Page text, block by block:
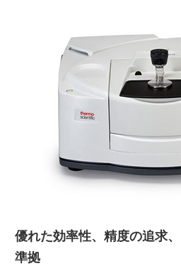
優れた効率性、精度の追求
準拠
ご利用ガイド
受託オンライン
実験フローガイド
和研薬 ホームページ